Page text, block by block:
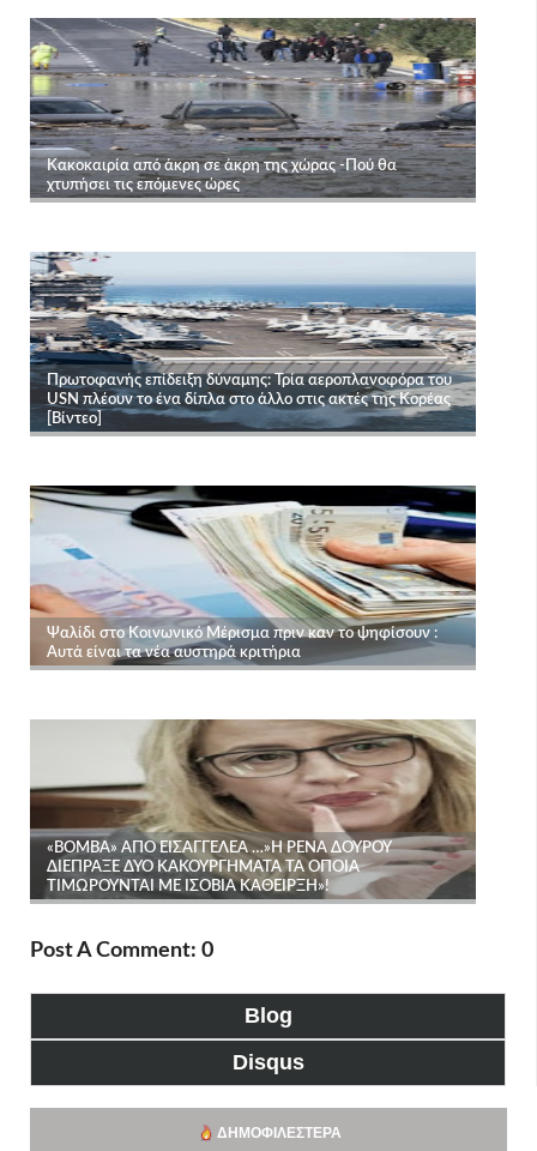
Post A Comment: 0
Blog
Disqus
ΔΗΜΟΦΙΛΈΣΤΕΡΑ